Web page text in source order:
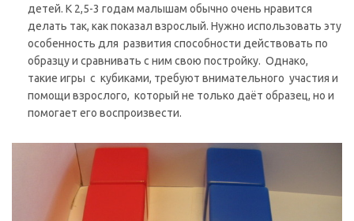
детей. К 2,5-3 годам малышам обычно очень нравится
делать так, как показал взрослый. Нужно использовать эту
особенность для развития способности действовать по
образцу и сравнивать с ним свою постройку. Однако,
такие игры с кубиками, требуют внимательного участия и
помощи взрослого, который не только даёт образец, но и
помогает его воспроизвести.